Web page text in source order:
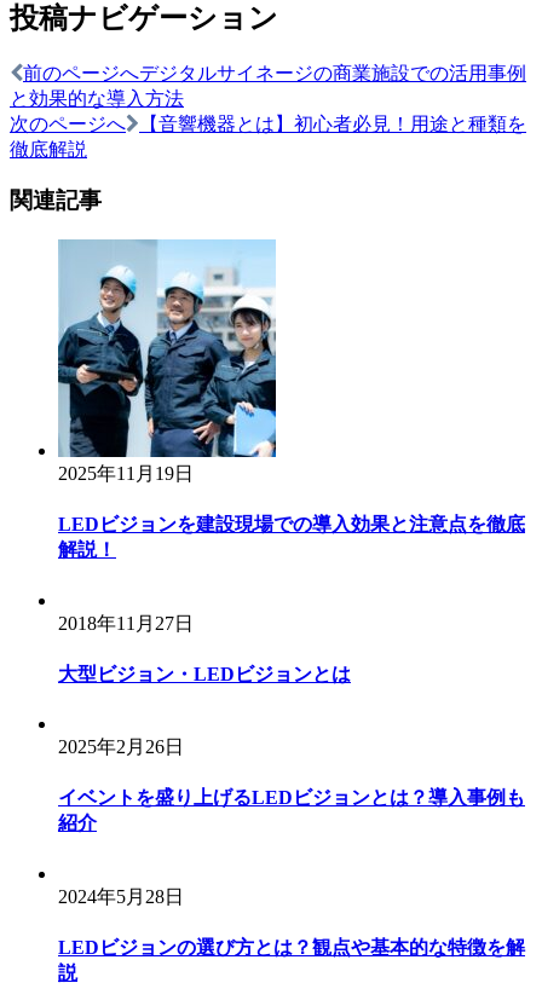
投稿ナビゲーション
前のページへデジタルサイネージの商業施設での活用事例
と効果的な導入方法
次のページへ
【音響機器とは】初心者必見！用途と種類を
徹底解説
関連記事
2025年11月19日
LEDビジョンを建設現場での導入効果と注意点を徹底
解説！
2018年11月27日
大型ビジョン・LEDビジョンとは
2025年2月26日
イベントを盛り上げるLEDビジョンとは？導入事例も
紹介
2024年5月28日
LEDビジョンの選び方とは？観点や基本的な特徴を解
説